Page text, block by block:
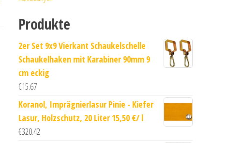
Produkte
2er Set 9x9 Vierkant Schaukelschelle
Schaukelhaken mit Karabiner 90mm 9
cm eckig
€15.67
Koranol, Imprägnierlasur Pinie - Kiefer
Lasur, Holzschutz, 20 Liter 15,50 €/ l
€320.42